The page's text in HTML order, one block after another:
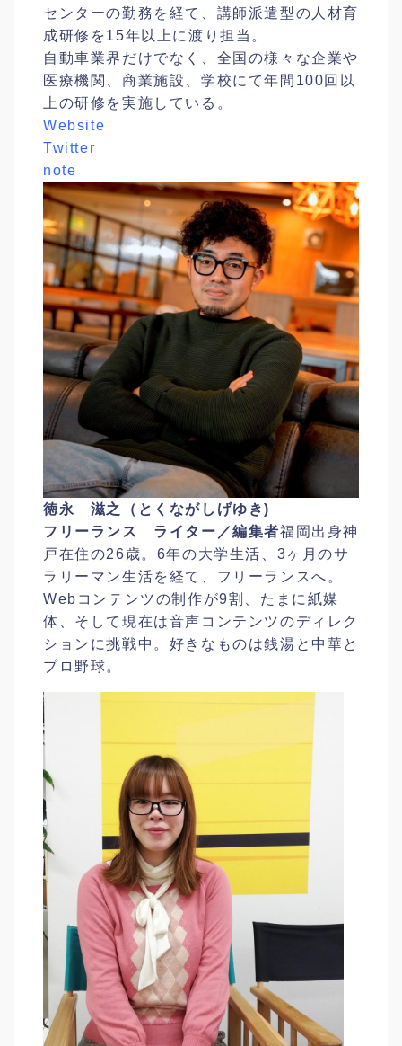
センターの勤務を経て、講師派遣型の人材育
成研修を15年以上に渡り担当。
自動車業界だけでなく、全国の様々な企業や
医療機関、商業施設、学校にて年間100回以
上の研修を実施している。
Website
Twitter
note
徳永 滋之（とくながしげゆき)
フリーランス ライター／編集者福岡出身神
戸在住の26歳。6年の大学生活、3ヶ月のサ
ラリーマン生活を経て、フリーランスへ。
Webコンテンツの制作が9割、たまに紙媒
体、そして現在は音声コンテンツのディレク
ションに挑戦中。好きなものは銭湯と中華と
プロ野球。